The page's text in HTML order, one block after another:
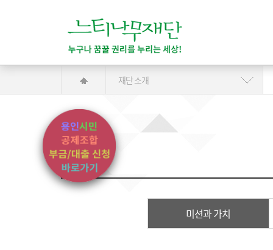
재단 소개
미션과 가치